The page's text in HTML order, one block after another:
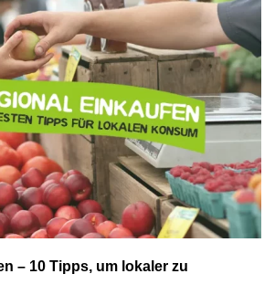
– 10 Tipps, um lokaler zu